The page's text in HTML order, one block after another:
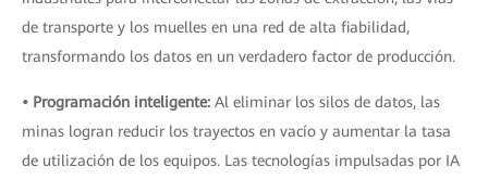
de transporte y los muelles en una red de alta fiabilidad,
transformando los datos en un verdadero factor de producción.
• Programación inteligente: Al eliminar los silos de datos, las
minas logran reducir los trayectos en vacío y aumentar la tasa
de utilización de los equipos. Las tecnologías impulsadas por IA